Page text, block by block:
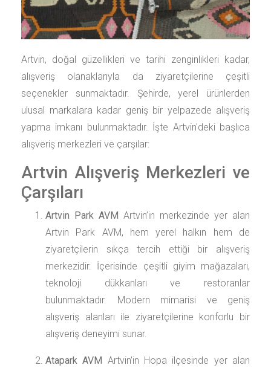
Artvin, doğal güzellikleri ve tarihi zenginlikleri kadar,
alışveriş olanaklarıyla da ziyaretçilerine çeşitli
seçenekler sunmaktadır. Şehirde, yerel ürünlerden
ulusal markalara kadar geniş bir yelpazede alışveriş
yapma imkanı bulunmaktadır. İşte Artvin'deki başlıca
alışveriş merkezleri ve çarşılar:
Artvin Alışveriş Merkezleri ve
Çarşıları
Artvin Park AVM Artvin’in merkezinde yer alan
Artvin Park AVM, hem yerel halkın hem de
ziyaretçilerin sıkça tercih ettiği bir alışveriş
merkezidir. İçerisinde çeşitli giyim mağazaları,
teknoloji dükkanları ve restoranlar
bulunmaktadır. Modern mimarisi ve geniş
alışveriş alanları ile ziyaretçilerine konforlu bir
alışveriş deneyimi sunar.
Atapark AVM Artvin’in Hopa ilçesinde yer alan